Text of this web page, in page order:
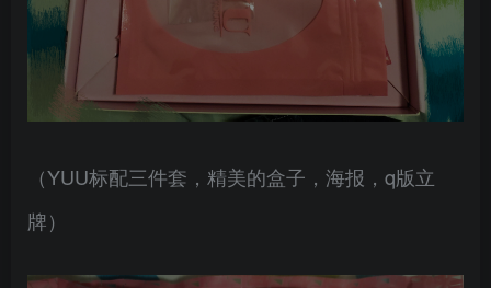
（YUU标配三件套，精美的盒子，海报，q版立
牌）